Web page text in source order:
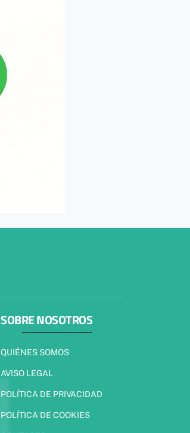
SOBRE NOSOTROS
QUIÉNES SOMOS
AVISO LEGAL
POLÍTICA DE PRIVACIDAD
POLÍTICA DE COOKIES